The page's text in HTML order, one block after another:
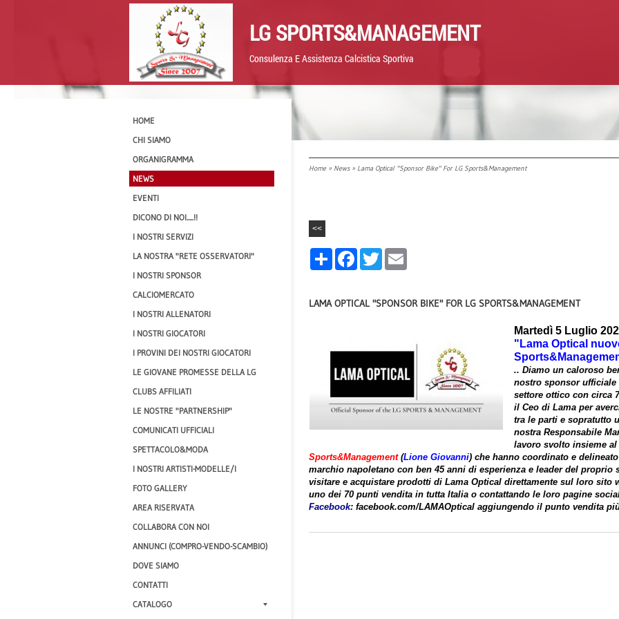
LG SPORTS&MANAGEMENT
Consulenza E Assistenza Calcistica Sportiva
Home» News» Lama Optical "sponsor Bike" For LG Sports&Management
<<
Share FacebookTwitter
LAMA OPTICAL "SPONSOR BIKE" FOR LG SPORTS&MANAGEMENT
Martedì 5 Luglio
"Lama Optical
.. Diamo un caloroso
nostro sponsor ufficiale
settore ottico con circa
il Ceo di Lama per
tra le parti e sopratutto
nostra Responsabile
lavoro svolto insieme al
Sports&Management(Lione Giovanni) che hanno coordinato e
marchio napoletano con ben 45 anni di esperienza e leader del
visitare e acquistare prodotti di Lama Optical direttamente sul loro sito
uno dei 70 punti vendita in tutta Italia o contattando le loro pagine
Facebook: facebook.com/LAMAOptical aggiungendo il punto vendita
HOME
CHI SIAMO
ORGANIGRAMMA
NEWS
EVENTI
DICONO DI NOI.....!!
I NOSTRI SERVIZI
LA NOSTRA "RETE OSSERVATORI"
I NOSTRI SPONSOR
CALCIOMERCATO
I NOSTRI ALLENATORI
I NOSTRI GIOCATORI
I PROVINI DEI NOSTRI GIOCATORI
LE GIOVANE PROMESSE DELLA LG
CLUBS AFFILIATI
LE NOSTRE "PARTNERSHIP"
COMUNICATI UFFICIALI
SPETTACOLO&MODA
I NOSTRI ARTISTI-MODELLE/I
FOTO GALLERY
AREA RISERVATA
COLLABORA CON NOI
ANNUNCI (COMPRO-VENDO-SCAMBIO)
DOVE SIAMO
CONTATTI
CATALOGO